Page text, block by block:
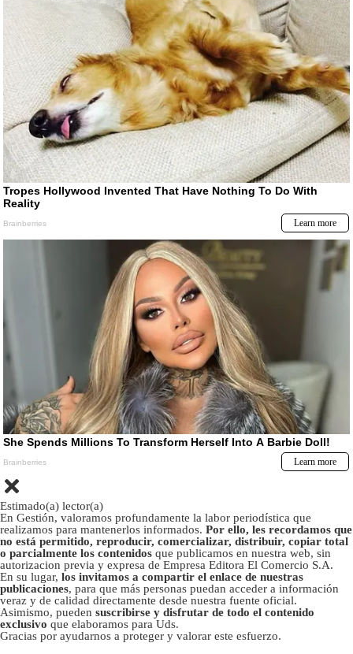
Estimado(a) lector(a)
En Gestión, valoramos profundamente la labor periodística que
realizamos para mantenerlos informados. Por ello, les recordamos que
no está permitido, reproducir, comercializar, distribuir, copiar total
o parcialmente los contenidos que publicamos en nuestra web, sin
autorizacion previa y expresa de Empresa Editora El Comercio S.A.
En su lugar, los invitamos a compartir el enlace de nuestras
publicaciones, para que más personas puedan acceder a información
veraz y de calidad directamente desde nuestra fuente oficial.
Asimismo, pueden suscribirse y disfrutar de todo el contenido
exclusivo que elaboramos para Uds.
Gracias por ayudarnos a proteger y valorar este esfuerzo.